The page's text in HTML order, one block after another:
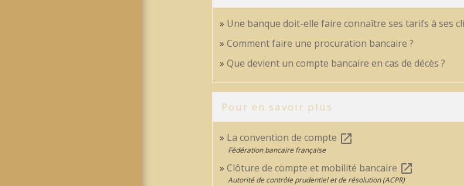
Une banque doit-elle faire connaître ses tarifs à ses
Comment faire une procuration bancaire ?
Que devient un compte bancaire en cas de décès ?
Pour en savoir plus
La convention de compte open_in_new
Fédération bancaire française
Clôture de compte et mobilité bancaire open_in_new
Autorité de contrôle prudentiel et de résolution (ACPR)